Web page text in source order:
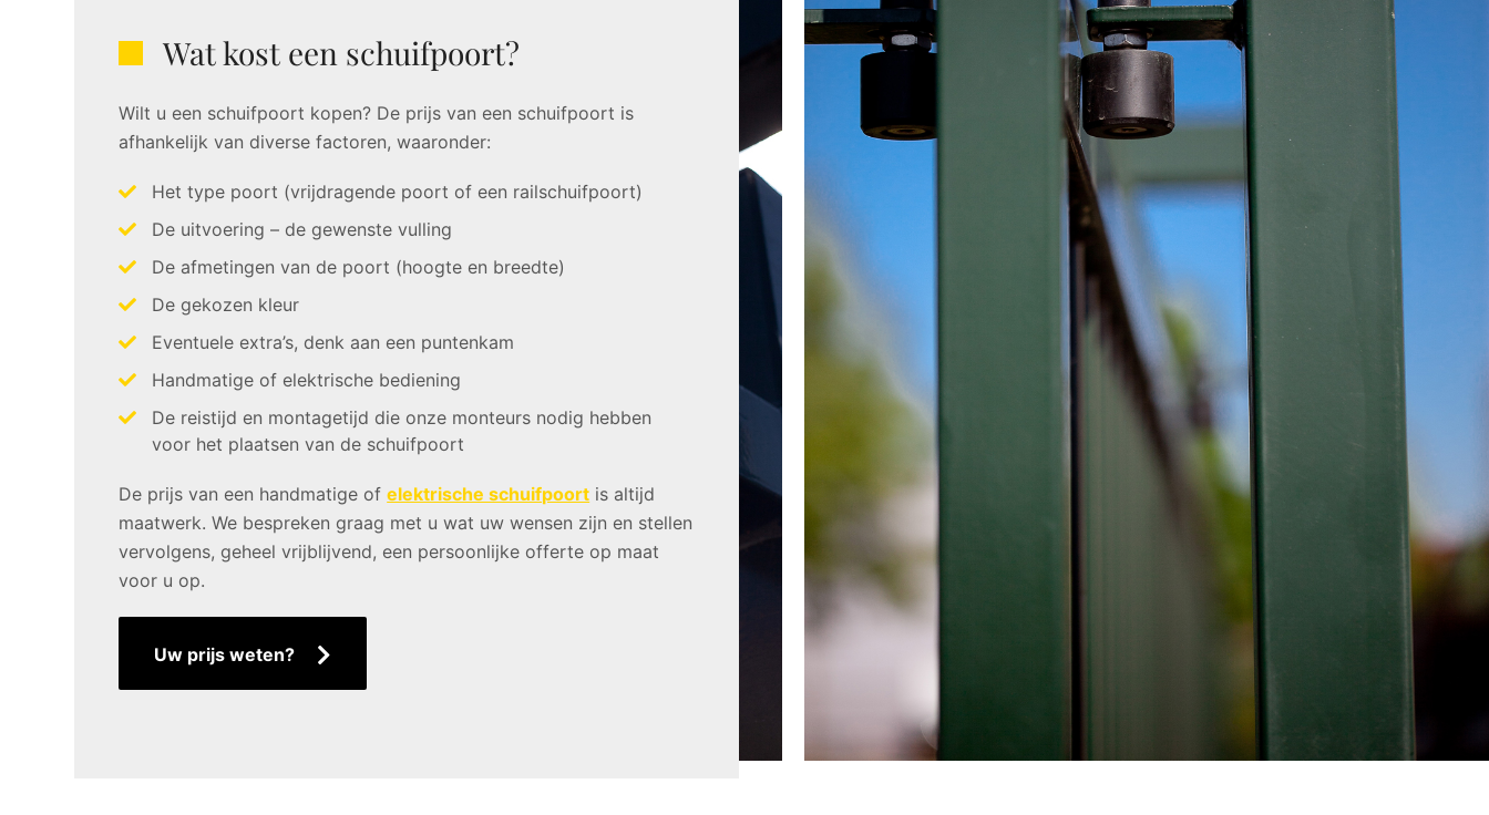
Wat kost een schuifpoort?
Wilt u een schuifpoort kopen? De prijs van een schuifpoort is
afhankelijk van diverse factoren, waaronder:
Het type poort (vrijdragende poort of een railschuifpoort)
De uitvoering – de gewenste vulling
De afmetingen van de poort (hoogte en breedte)
De gekozen kleur
Eventuele extra’s, denk aan een puntenkam
Handmatige of elektrische bediening
De reistijd en montagetijd die onze monteurs nodig hebben
voor het plaatsen van de schuifpoort
De prijs van een handmatige ofelektrische schuifpoort is altijd
maatwerk. We bespreken graag met u wat uw wensen zijn en stellen
vervolgens, geheel vrijblijvend, een persoonlijke offerte op maat
voor u op.
Uw prijs weten?